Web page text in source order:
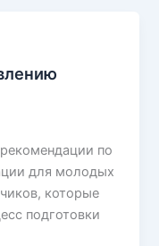
по
для молодых
которые
подготовки